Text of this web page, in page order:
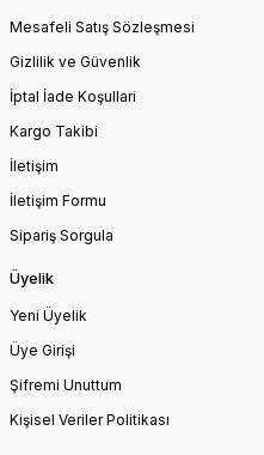
Mesafeli Satış Sözleşmesi
Gizlilik ve Güvenlik
İptal İade Koşullari
Kargo Takibi
İletişim
İletişim Formu
Sipariş Sorgula
Üyelik
Yeni Üyelik
Üye Girişi
Şifremi Unuttum
Kişisel Veriler Politikası